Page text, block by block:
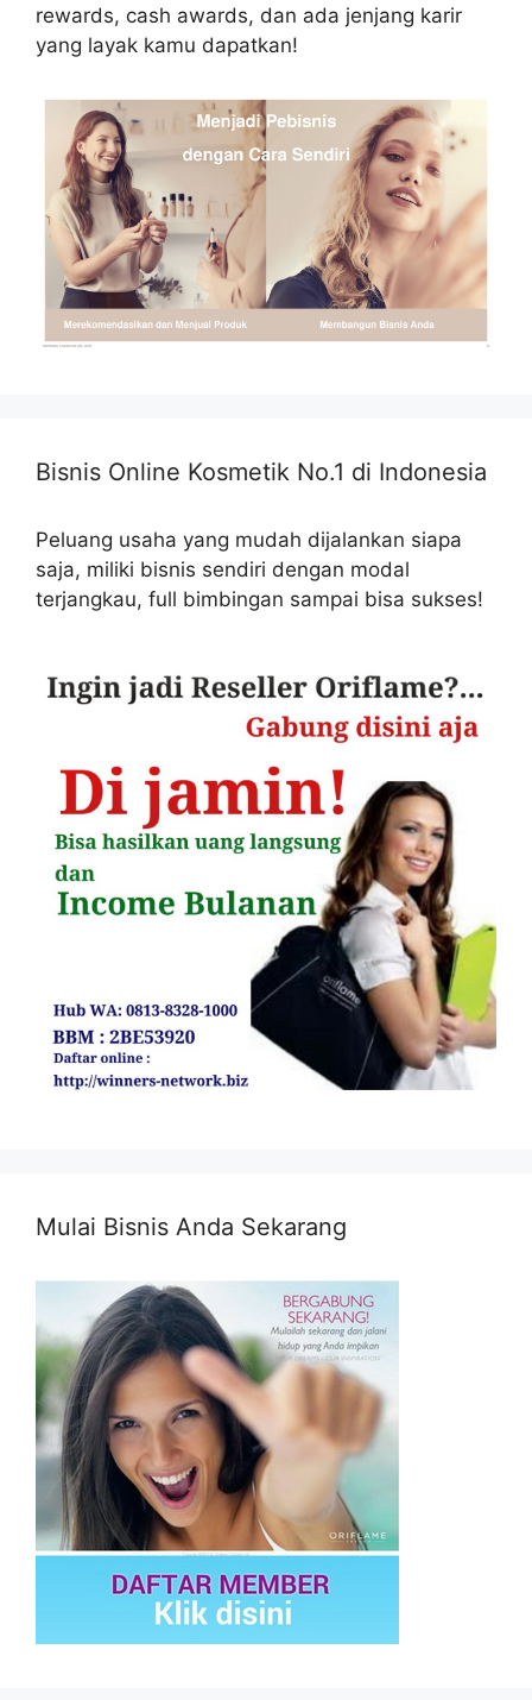
rewards, cash awards, dan ada jenjang karir
yang layak kamu dapatkan!
Bisnis Online Kosmetik No.1 di Indonesia
Peluang usaha yang mudah dijalankan siapa
saja, miliki bisnis sendiri dengan modal
terjangkau, full bimbingan sampai bisa sukses!
Mulai Bisnis Anda Sekarang